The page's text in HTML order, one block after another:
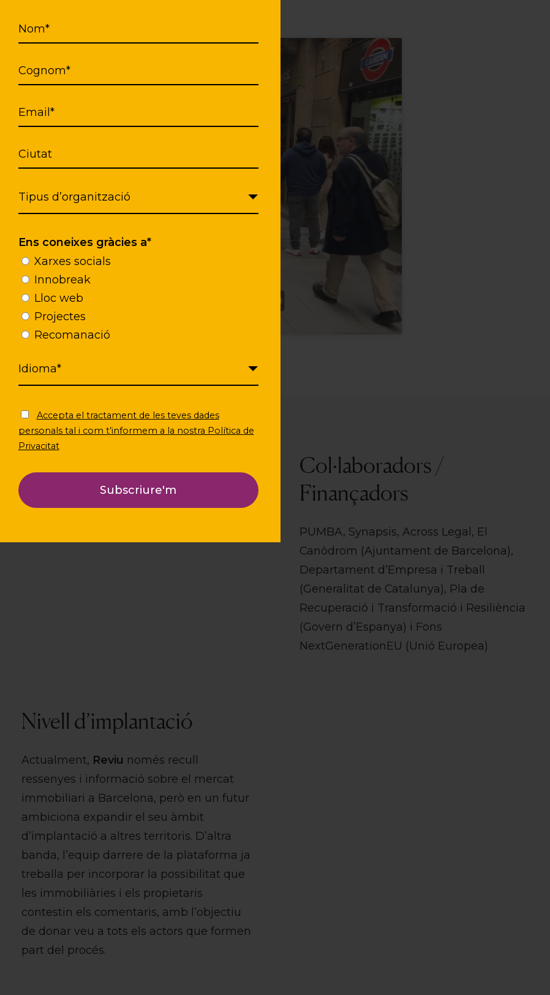
Nom*
Cognom*
Email*
Ciutat
Ens coneixes gràcies a*
Xarxes socials
Innobreak
Lloc web
Projectes
Recomanació
Accepta el tractament de les teves dades
personals tal i com t’informem a la nostra Política de
Privacitat
i activar aquest contingut
Barcelona, Catalunya
Col·laboradors /
Finançadors
PUMBA, Synapsis, Across Legal, El
Canòdrom (Ajuntament de Barcelona),
Departament d’Empresa i Treball
(Generalitat de Catalunya), Pla de
Recuperació i Transformació i Resiliència
(Govern d’Espanya) i Fons
NextGenerationEU (Unió Europea)
Nivell d’implantació
Actualment, Reviu només recull
ressenyes i informació sobre el mercat
immobiliari a Barcelona, però en un futur
ambiciona expandir el seu àmbit
d’implantació a altres territoris. D’altra
banda, l’equip darrere de la plataforma ja
treballa per incorporar la possibilitat que
les immobiliàries i els propietaris
contestin els comentaris, amb l’objectiu
de donar veu a tots els actors que formen
part del procés.